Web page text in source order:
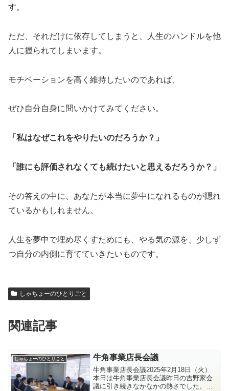
す。
ただ、それだけに依存してしまうと、人生のハンドルを他
人に握られてしまいます。
モチベーションを高く維持したいのであれば、
ぜひ自分自身に問いかけてみてください。
「私はなぜこれをやりたいのだろうか？」
「誰にも評価されなくても続けたいと思えるだろうか？」
その答えの中に、あなたが本当に夢中になれるものが隠れ
ているかもしれません。
人生を夢中で埋め尽くすためにも、やる気の源を、少しず
つ自分の内側に育てていきたいものです。
しゃちょーのひとりごと
関連記事
しゃちょーのひとりごと 牛角事業店長会議
牛角事業店長会議2025年2月18日（火）
本日は牛角事業店長会議昨日の吉野家会
議に引き続きなかなかの熱さでした。特